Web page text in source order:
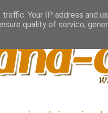
Your IP address and
quality of service,